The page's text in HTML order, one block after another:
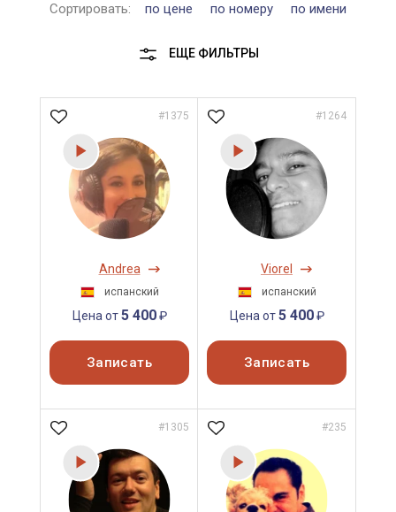
Сортировать: по цене по номеру по имени
ЕЩЕ ФИЛЬТРЫ
#1375
Andrea
испанский
Цена от5 400₽
Записать
#1264
Viorel
испанский
Цена от5 400₽
Записать
#1305 #235